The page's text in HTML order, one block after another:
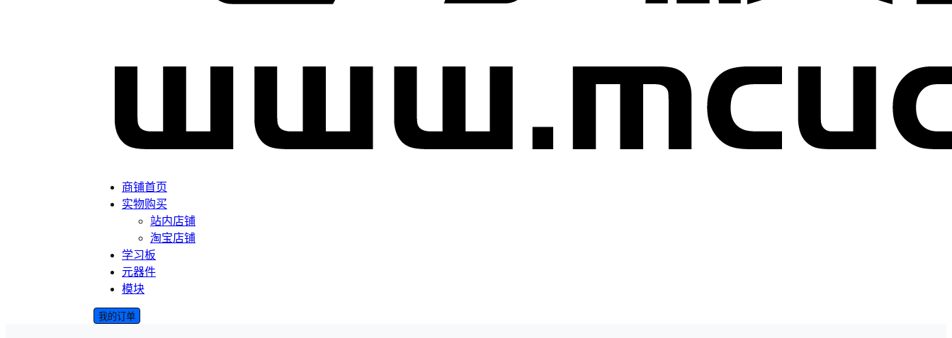
商铺首页
实物购买
站内店铺
淘宝店铺
学习板
元器件
模块
我的订单